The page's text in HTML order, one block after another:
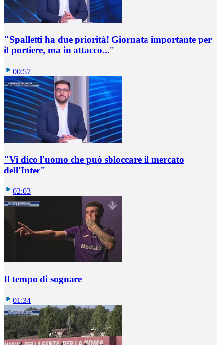
"Spalletti ha due priorità! Giornata importante per
il portiere, ma in attacco..."
00:57
"Vi dico l'uomo che può sbloccare il mercato
dell'Inter"
02:03
Il tempo di sognare
01:34